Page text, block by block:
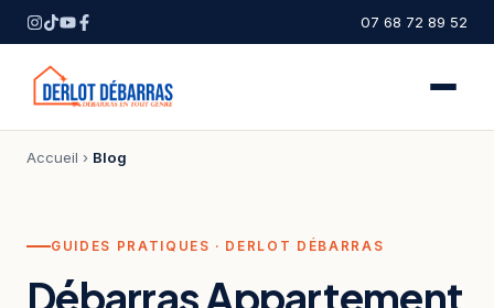
07 68 72 89 52
Accueil › Blog
GUIDES PRATIQUES · DERLOT DÉBARRAS
Débarras Appartement